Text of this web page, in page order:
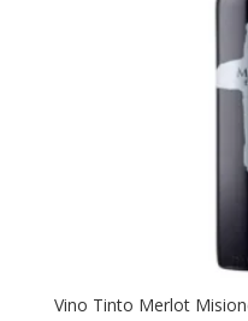
Vino Tinto Merlot